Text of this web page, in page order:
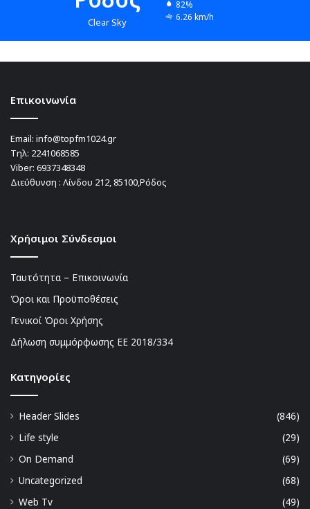
Clear Sky
82%
6.26 km/h
Επικοινωνία
Email: info@topfm1024.gr
Τηλ: 2241068585
Viber: 6937348348
Διεύθυνση : Λίνδου 212, 85100,Ρόδος
Χρήσιμοι Σύνδεσμοι
Ταυτότητα – Επικοινωνία
Όροι και Προϋποθέσεις
Γενικοί Όροι Χρήσης
Δήλωση συμμόρφωσης ΕΕ 2018/334
Kατηγορίες
Header Slides
(846)
Life style
(29)
On Demand
(69)
Uncategorized
(68)
Web Tv
(49)